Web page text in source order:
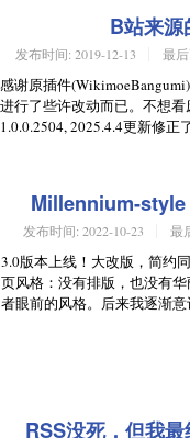
B站来
发布时间: 2019-12-13 最
感谢原插件
进行了些许改动而已。不想
1.0.0.2504, 2025.4.4更新修正
Millennium-style
发布时间: 2022-10-23 最
3.0版本上线！大改版，简约
页风格：没有排版，也没有
者眼前的风格。后来我逐渐
RSS没死，但我